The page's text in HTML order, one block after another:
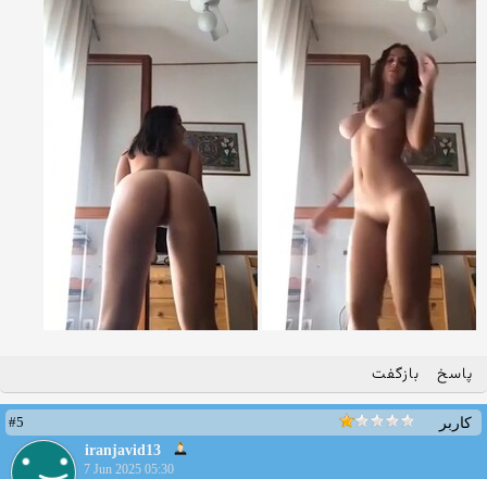
پاسخ بازگفت
کاربر
#5
iranjavid13
7 Jun 2025 05:30